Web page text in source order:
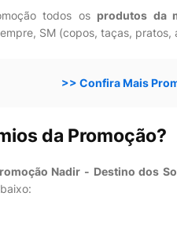
todos os produtos da
SM (copos, taças, pratos,
>> Confira Mais
da Promoção?
Nadir - Destino dos